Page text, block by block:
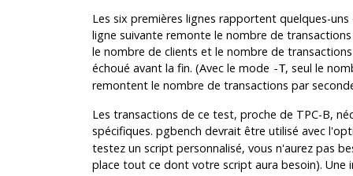
Les six premières lignes rapportent quelques-
ligne suivante remonte le nombre de
le nombre de clients et le nombre de
échoué avant la fin. (Avec le mode -T, seul le
remontent le nombre de transactions par
Les transactions de ce test, proche de TPC-B,
spécifiques. pgbench devrait être utilisé avec
testez un script personnalisé, vous n'aurez pas
place tout ce dont votre script aura besoin). Une